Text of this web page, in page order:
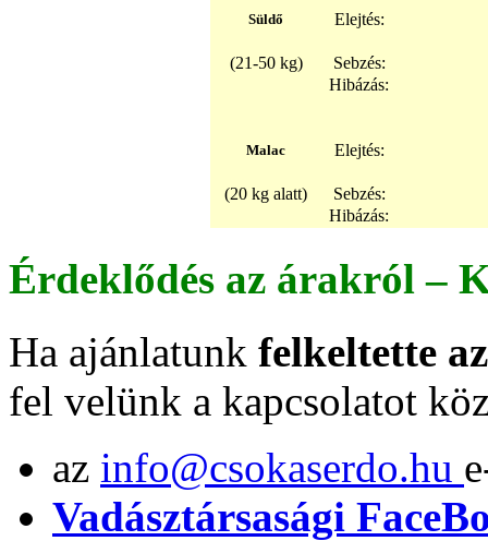
Süldő Elejtés:
(21-50 kg)
Sebzés:
Hibázás:
Malac Elejtés:
(20 kg alatt)
Sebzés:
Hibázás:
Érdeklődés az árakról –
Ha ajánlatunk felkeltette
fel velünk a kapcsolatot
az info@csokaserdo.hu
Vadásztársasági